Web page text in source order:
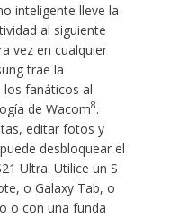
inteligente lleve la
al siguiente
vez en cualquier
trae la
fanáticos al
de Wacom8.
editar fotos y
desbloquear el
Ultra. Utilice un S
o Galaxy Tab, o
o con una funda